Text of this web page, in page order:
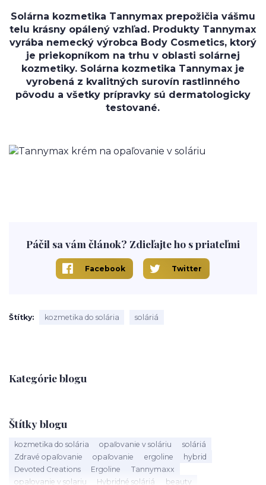
Kategórie blogu
Štítky blogu
kozmetika do solária opaľovanie v soláriu
soláriá
Zdravé opaľovanie
opaľovanie ergoline
hybrid
Devoted Creations
Ergoline
Tannymaxx
opalovanie v solariu
Hybridné soláriá
beauty
Solárna kozmetika Tannymax prepožičia vášmu
telu krásny opálený vzhľad. Produkty Tannymax
vyrába nemecký výrobca Body Cosmetics, ktorý
je priekopníkom na trhu v oblasti solárnej
kozmetiky. Solárna kozmetika Tannymax je
vyrobená z kvalitných surovín rastlinného
pôvodu a všetky prípravky sú dermatologicky
testované.
Páčil sa vám článok? Zdieľajte ho s priateľmi
Facebook Twitter
Štítky kozmetika do solária soláriá